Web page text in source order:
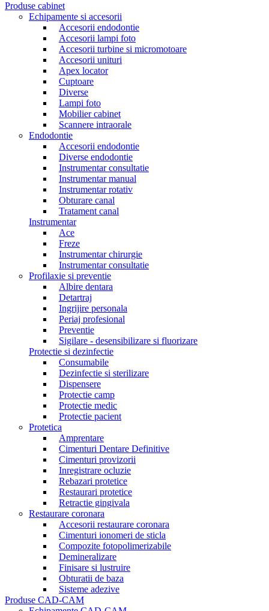
Produse cabinet
Echipamente si accesorii
Accesorii endodontie
Accesorii lampi foto
Accesorii turbine si micromotoare
Accesorii unituri
Apex locator
Cuptoare
Diverse
Lampi foto
Mobilier cabinet
Scannere intraorale
Endodontie
Accesorii endodontie
Diverse endodontie
Instrumentar consultatie
Instrumentar manual
Instrumentar rotativ
Obturare canal
Tratament canal
Instrumentar
Ace
Freze
Instrumentar chirurgie
Instrumentar consultatie
Profilaxie si preventie
Albire dentara
Detartraj
Ingrijire personala
Periaj profesional
Preventie
Sigilare - desensibilizare si fluorizare
Protectie si dezinfectie
Consumabile
Dezinfectie si sterilizare
Dispensere
Protectie camp
Protectie medic
Protectie pacient
Protetica
Amprentare
Cimenturi Dentare Definitive
Cimenturi provizorii
Inregistrare ocluzie
Rebazari protetice
Restaurari protetice
Retractie gingivala
Restaurare coronara
Accesorii restaurare coronara
Cimenturi ionomeri de sticla
Compozite fotopolimerizabile
Demineralizare
Finisare si lustruire
Obturatii de baza
Sisteme adezive
Produse CAD-CAM